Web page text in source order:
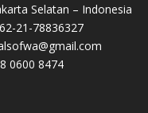
Selatan – Indonesia
21-78836327
0600 8474